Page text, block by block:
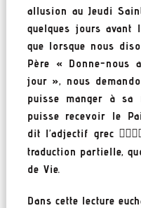
allusion au Jeudi
quelques jours avant
que lorsque nous
Père « Donne-nous
jour », nous
puisse manger à sa
puisse recevoir le
dit l’adjectif grec
traduction partielle,
de Vie.
Dans cette lecture